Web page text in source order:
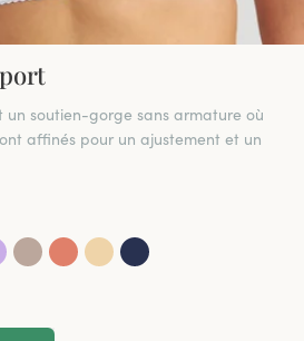
un soutien-gorge sans armature où
affinés pour un ajustement et un